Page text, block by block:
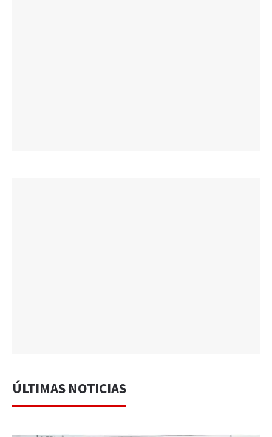
ÚLTIMAS NOTICIAS